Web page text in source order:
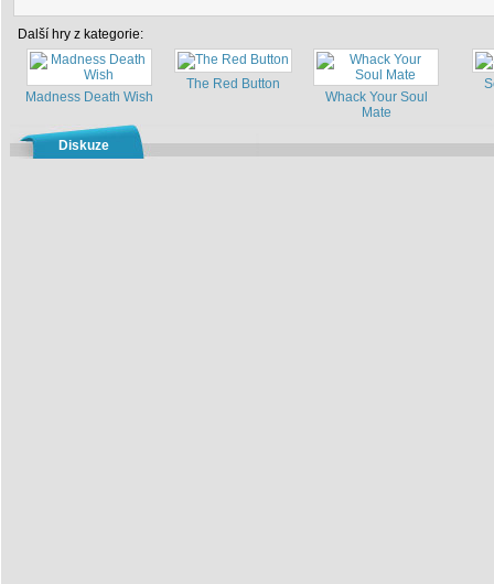
Další hry z kategorie:
Madness Death Wish
The Red Button
Whack Your Soul
Mate
Diskuze